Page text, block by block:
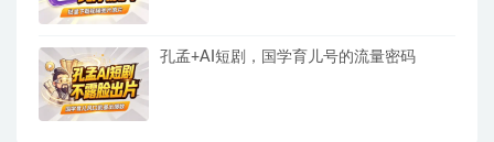
孔孟+AI短剧，国学育儿号的流量密码